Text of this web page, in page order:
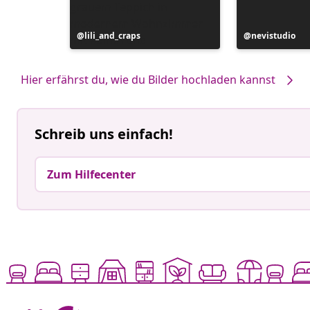
Beitrag
veröffentlicht
lili_and_craps
Beitrag
veröffentlicht
nevistudio
Hier erfährst du, wie du Bilder hochladen kannst
Schreib uns einfach!
Zum Hilfecenter